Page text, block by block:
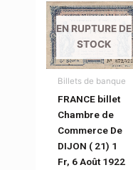
EN RUPTURE DE
STOCK
Billets de banque
FRANCE billet
Chambre de
Commerce De
DIJON ( 21) 1
Fr, 6 Août 1922